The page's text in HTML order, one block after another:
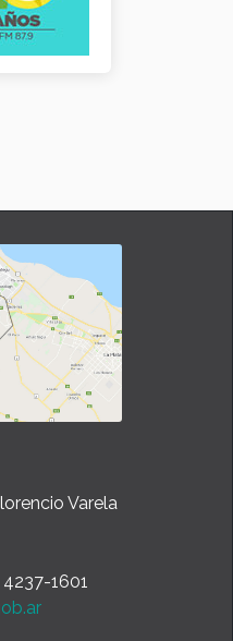
Varela
4237-1601